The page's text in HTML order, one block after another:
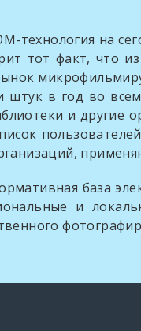
на
тот факт, что
штук в год во
и другие
база
и